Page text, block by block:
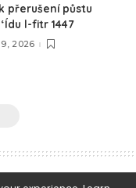
přerušení půstu
l-fitr 1447
2026